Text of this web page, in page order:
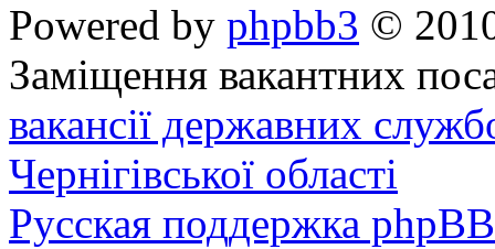
Powered by phpbb3 ©
Заміщення вакантних
вакансії державних
Чернігівської області
Русская поддержка phpBB